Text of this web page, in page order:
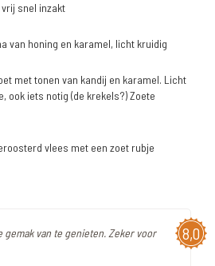
snel inzakt
van honing en karamel, licht kruidig
met tonen van kandij en karamel. Licht
ook iets notig (de krekels?) Zoete
vlees met een zoet rubje
8,0
gemak van te genieten. Zeker voor